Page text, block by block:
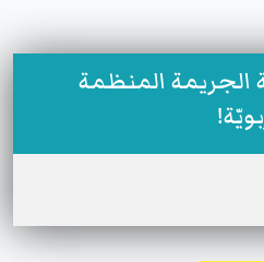
من 24 ساعة الجريمة المنظمة